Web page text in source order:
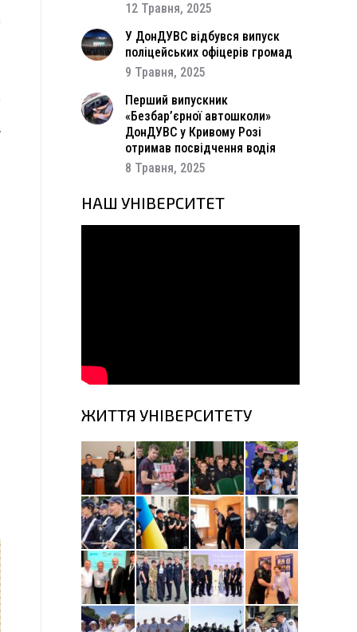
12 Травня, 2025
У ДонДУВС відбувся випуск
поліцейських офіцерів громад
9 Травня, 2025
Перший випускник
«Безбар’єрної автошколи»
ДонДУВС у Кривому Розі
отримав посвідчення водія
8 Травня, 2025
НАШ УНІВЕРСИТЕТ
ЖИТТЯ УНІВЕРСИТЕТУ